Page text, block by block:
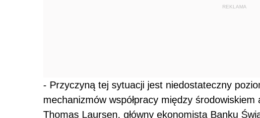
REKLAMA
- Przyczyną tej sytuacji jest niedostateczny
mechanizmów współpracy między
Thomas Laursen, główny ekonomista Banku